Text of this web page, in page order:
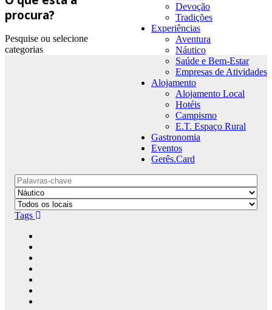
Devoção
Tradições
Experiências
Aventura
Náutico
Saúde e Bem-Estar
Empresas de Atividades
Alojamento
Alojamento Local
Hotéis
Campismo
E.T. Espaço Rural
Gastronomia
Eventos
Gerês.Card
procura?
Pesquise ou selecione
categorias
Tags